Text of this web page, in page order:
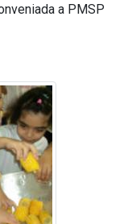
a PMSP